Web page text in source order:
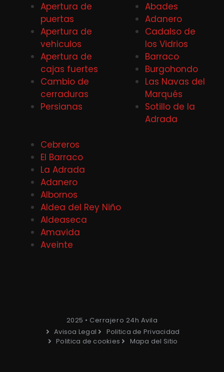
Apertura de
puertas
Apertura de
vehiculos
Apertura de
cajas fuertes
Cambio de
cerraduras
Persianas
Abades
Adanero
Cadalso de
los Vidrios
Barraco
Burgohondo
Las Navas del
Marqués
Sotillo de la
Adrada
Cebreros
El Barraco
La Adrada
Adanero
Albornos
Aldea del Rey Niño
Aldeaseca
Amavida
Aveinte
2025 • Cerrajero 24h Avila
Avisoa Legal
Politica de Privacidad
Politica de cookies
Mapa del Sitio